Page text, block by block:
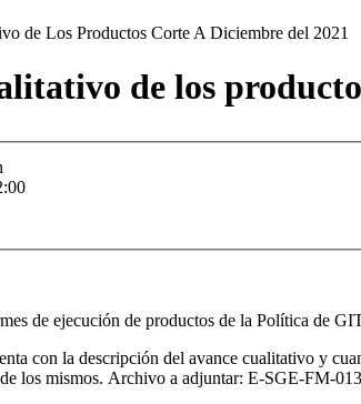
de Los Productos Corte A Diciembre del 2021
de los
de ejecución de productos de la Política de
con la descripción del avance cualitativo y
los mismos. Archivo a adjuntar: E-SGE-FM-